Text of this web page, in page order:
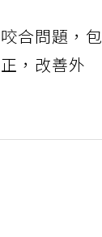
合問題，包
，改善外